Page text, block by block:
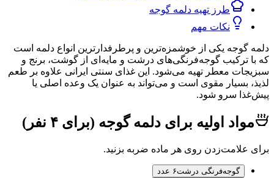
طرز تهیه دلمه گوجه
نکات مهم
یکی از خوشمزه‌ترین و پرطرفدارترین انواع دلمه است
گوجه‌فرنگی‌های درشت و مایه‌ای از گوشت، برنج و
معطر تهیه می‌شود. این غذای سنتی ایرانی علاوه بر طعم
مقوی است و می‌تواند به عنوان یک وعده اصلی یا
سرو شود.
اولیه برای دلمه گوجه (برای ۴ نفر)
روی هر ماده ضربه بزنید.
گوجه‌فرنگی درشت۶ عدد